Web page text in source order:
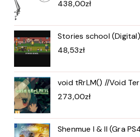
438,00zł
Stories school (Digital)
48,53zł
void tRrLM() //Void
273,00zł
Shenmue I & II (Gra